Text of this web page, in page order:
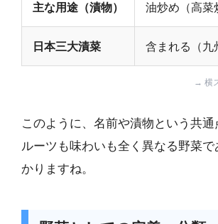
主な用途（漬物） 油炒め（高菜
日本三大漬菜 含まれる（九
このように、名前や漬物という共通
ルーツも味わいも全く異なる野菜
かりますね。